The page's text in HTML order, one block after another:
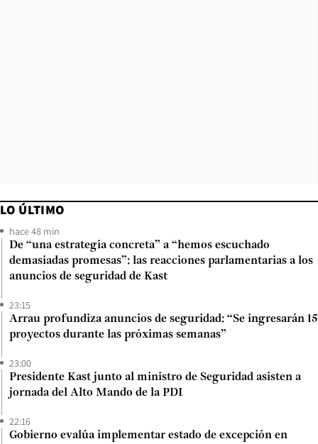
LO ÚLTIMO
hace 48 min
De “una estrategia concreta” a “hemos escuchado
demasiadas promesas”: las reacciones parlamentarias a los
anuncios de seguridad de Kast
23:15
Arrau profundiza anuncios de seguridad: “Se ingresarán 15
proyectos durante las próximas semanas”
23:00
Presidente Kast junto al ministro de Seguridad asisten a
jornada del Alto Mando de la PDI
22:16
Gobierno evalúa implementar estado de excepción en